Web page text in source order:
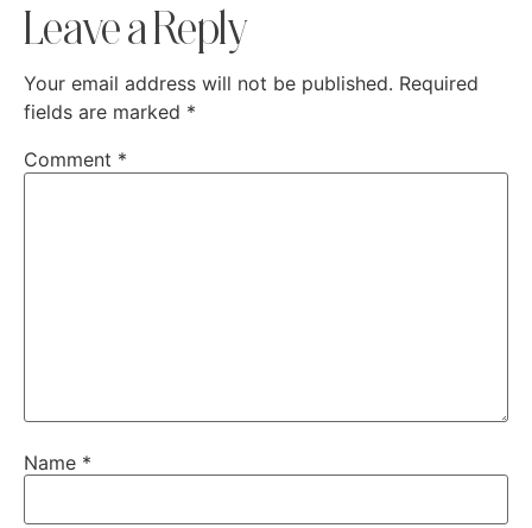
Leave a Reply
Your email address will not be published. Required
fields are marked *
Comment *
Name *